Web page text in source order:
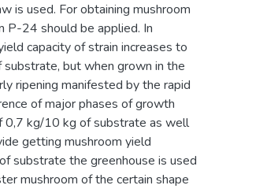
is used. For obtaining mushroom
P-24 should be applied. In
capacity of strain increases to
but when grown in the
ripening manifested by the rapid
of major phases of growth
0,7 kg/10 kg of substrate as well
getting mushroom yield
substrate the greenhouse is used
mushroom of the certain shape